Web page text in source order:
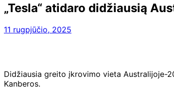
„Tesla“ atidaro didžiausią
11 rugpjūčio, 2025
Didžiausia greito įkrovimo vieta Australijoje-
Kanberos.